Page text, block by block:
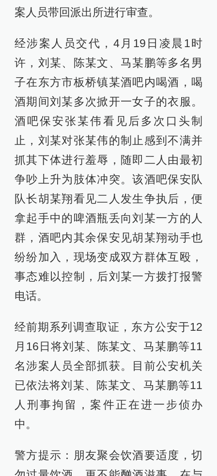
案人员带回派出所进行审查。
经涉案人员交代，4月19日凌晨1时
许，刘某、陈某文、马某鹏等多名男
子在东方市板桥镇某酒吧内喝酒，喝
酒期间刘某多次掀开一女子的衣服。
酒吧保安张某伟看见后多次口头制
止，刘某对张某伟的制止感到不满并
抓其下体进行羞辱，随即二人由最初
争吵上升为肢体冲突。该酒吧保安队
队长胡某翔看见二人发生争执后，便
拿起手中的啤酒瓶丢向刘某一方的人
群，酒吧内其余保安见胡某翔动手也
纷纷加入，现场变成双方群体互殴，
事态难以控制，后刘某一方拨打报警
电话。
经前期系列调查取证，东方公安于12
月16日将刘某、陈某文、马某鹏等11
名涉案人员全部抓获。目前公安机关
已依法将刘某、陈某文、马某鹏等11
人刑事拘留，案件正在进一步侦办
中。
警方提示：朋友聚会饮酒要适度，切